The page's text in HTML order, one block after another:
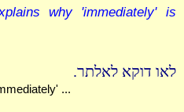
why 'immediately' is
לאו דוקא לאלתר.
...